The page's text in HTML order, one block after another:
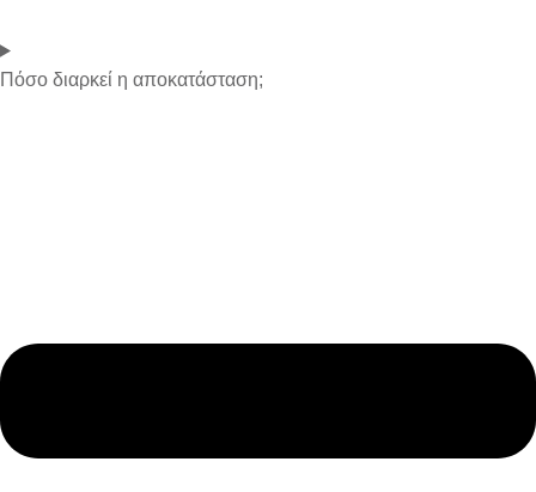
Πόσο διαρκεί η αποκατάσταση;